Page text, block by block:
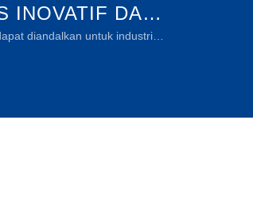
INOVATIF DAN
diandalkan untuk industri